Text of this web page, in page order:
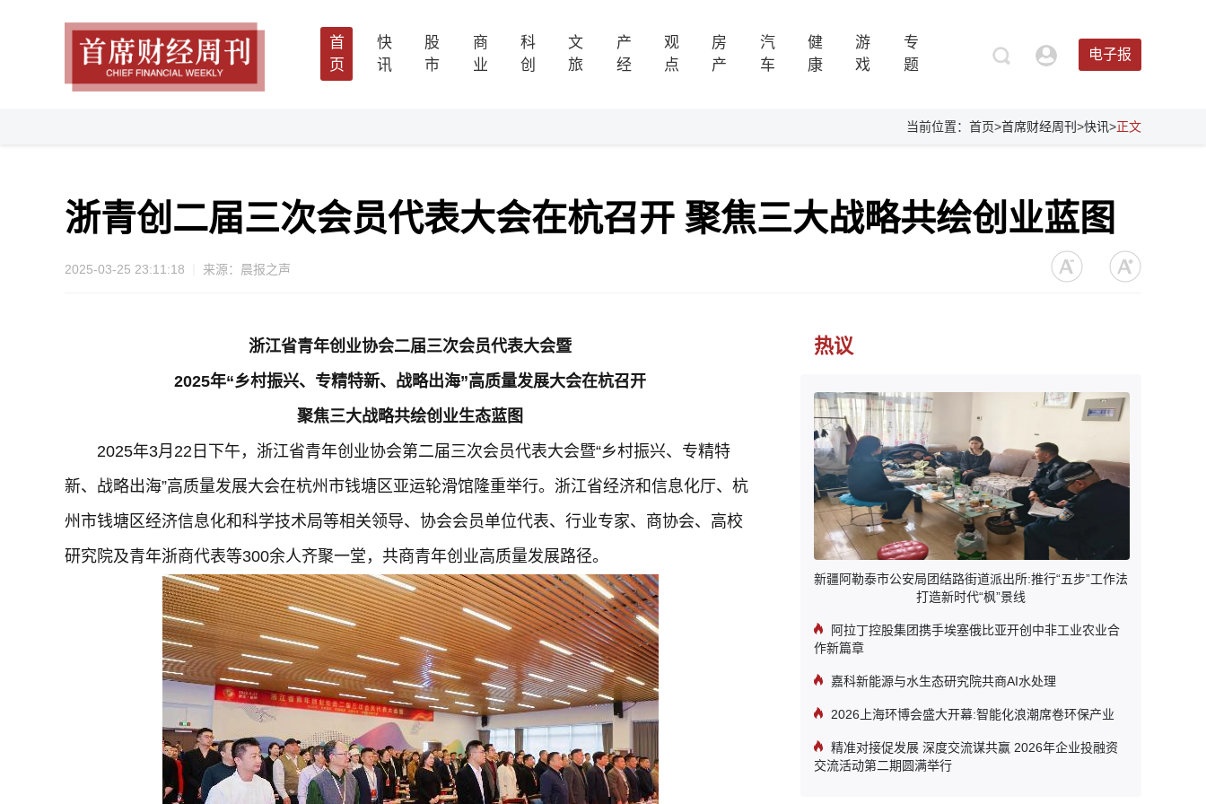
首
页
快
讯
股
市
商
业
科
创
文
旅
产
经
观
点
房
产
汽
车
健
康
游
戏
专
题
电子报
当前位置：首页>首席财经周刊 >快讯>正文
浙青创二届三次会员代表大会在杭召开 聚焦三大战略共绘创业蓝图
2025-03-25 23:11:18 来源：晨报之声
浙江省青年创业协会二届三次会员代表大会暨
2025年“乡村振兴、专精特新、战略出海”高质量发展大会在杭召开
聚焦三大战略共绘创业生态蓝图
2025年3月22日下午，浙江省青年创业协会第二届三次会员代表大会暨“乡村振兴、专精特
新、战略出海”高质量发展大会在杭州市钱塘区亚运轮滑馆隆重举行。浙江省经济和信息化厅、杭
州市钱塘区经济信息化和科学技术局等相关领导、协会会员单位代表、行业专家、商协会、高校
研究院及青年浙商代表等300余人齐聚一堂，共商青年创业高质量发展路径。
热议
新疆阿勒泰市公安局团结路街道派出所:推行“五步”工作法
打造新时代“枫”景线
阿拉丁控股集团携手埃塞俄比亚开创中非工业农业合
作新篇章
嘉科新能源与水生态研究院共商AI水处理
2026上海环博会盛大开幕:智能化浪潮席卷环保产业
精准对接促发展 深度交流谋共赢 2026年企业投融资
交流活动第二期圆满举行